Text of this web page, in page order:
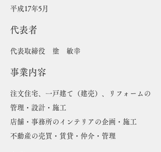
​平成17年5月
代表者
代表取締役 塗 敏幸
事業内容
注文住宅、一戸建て（建売）、リフォームの
管理・設計・施工
店舗・事務所のインテリアの企画・施工
不動産の売買・賃貸・仲介・管理